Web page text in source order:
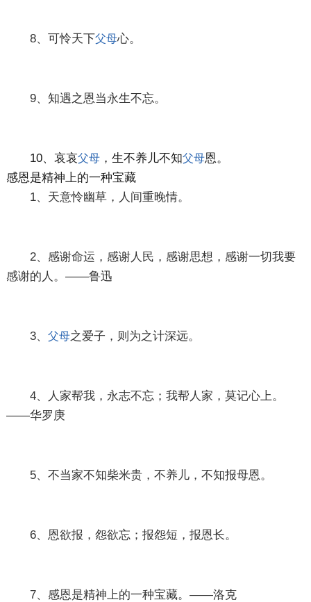
8、可怜天下父母心。
9、知遇之恩当永生不忘。
10、哀哀父母，生不养儿不知父母恩。
感恩是精神上的一种宝藏
1、天意怜幽草，人间重晚情。
2、感谢命运，感谢人民，感谢思想，感谢一切我要
感谢的人。——鲁迅
3、 父母之爱子，则为之计深远。
4、人家帮我，永志不忘；我帮人家，莫记心上。
——华罗庚
5、不当家不知柴米贵，不养儿，不知报母恩。
6、恩欲报，怨欲忘；报怨短，报恩长。
7、感恩是精神上的一种宝藏。——洛克